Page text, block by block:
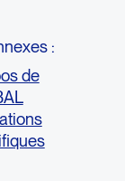
:
de